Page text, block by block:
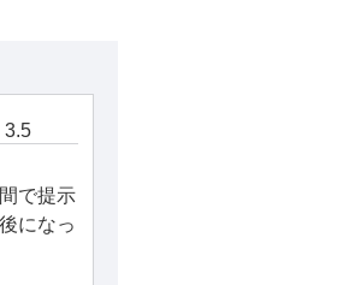
3.5
で提示
になっ